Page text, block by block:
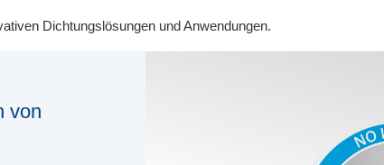
Dichtungslösungen und Anwendungen.
von